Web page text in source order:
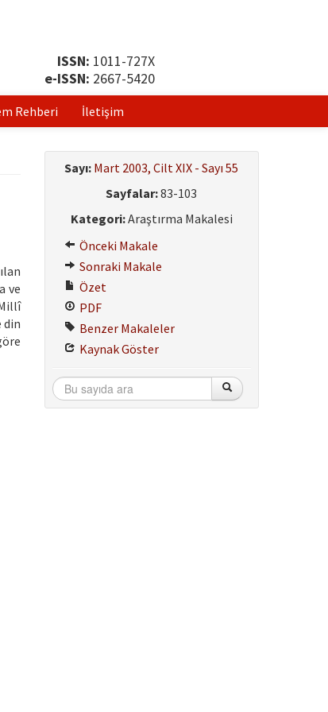
ISSN: 1011-727X
e-ISSN: 2667-5420
Rehberi İletişim
ve
din
Sayı: Mart 2003, Cilt XIX - Sayı 55
Sayfalar:83-103
Kategori:Araştırma Makalesi
Önceki Makale
Sonraki Makale
Özet
PDF
Benzer Makaleler
Kaynak Göster